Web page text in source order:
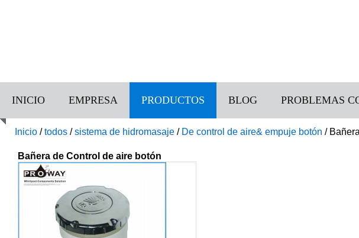
INICIO EMPRESA PRODUCTOS BLOG PROBLEMAS
Inicio /todos /sistema de hidromasaje / De control de aire& empuje botón /
Bañera de Control de aire botón